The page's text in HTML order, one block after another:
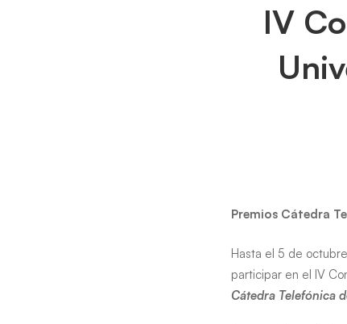
Concurso
Cátedra
de
Las
IV
Premios Cátedra
Hasta el 5 de
participar en el IV
Cátedra Telefónica